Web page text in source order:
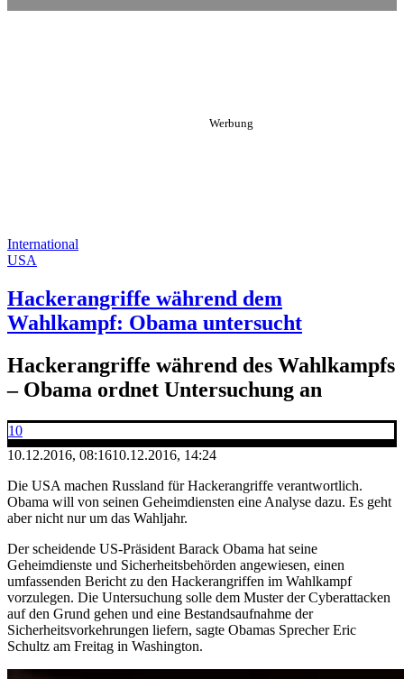
International
USA
Hackerangriffe während dem
Wahlkampf: Obama untersucht
Hackerangriffe während des Wahlkampfs
– Obama ordnet Untersuchung an
10
10.12.2016, 08:1610.12.2016, 14:24
Die USA machen Russland für Hackerangriffe verantwortlich.
Obama will von seinen Geheimdiensten eine Analyse dazu. Es geht
aber nicht nur um das Wahljahr.
Der scheidende US-Präsident Barack Obama hat seine
Geheimdienste und Sicherheitsbehörden angewiesen, einen
umfassenden Bericht zu den Hackerangriffen im Wahlkampf
vorzulegen. Die Untersuchung solle dem Muster der Cyberattacken
auf den Grund gehen und eine Bestandsaufnahme der
Sicherheitsvorkehrungen liefern, sagte Obamas Sprecher Eric
Schultz am Freitag in Washington.